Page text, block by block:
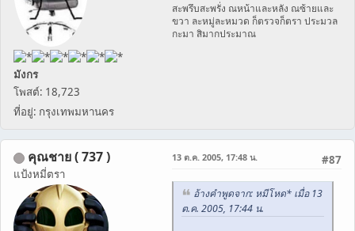
มังกร
โพสต์: 18,723
ที่อยู่: กรุงเทพมหานคร
สะพรึบสะพรั่ง ณหน้าและหลัง ณซ้ายและ
ขวา ละหมู่ละหมวด ก็ตรวจก็ตรา ประมวล
กะมา สิมากประมาณ
คุณชาย ( 737 )
แป้งหมี่ตรา
#87
13 ต.ค. 2005, 17:48 น.
อ้างคำพูดจาก: หมีโหด* เมื่อ 13
ต.ค. 2005, 17:44 น.